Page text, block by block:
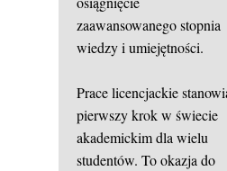
zaawansowanego stopnia
wiedzy i umiejętności.
Prace licencjackie
pierwszy krok w świecie
akademickim dla wielu
studentów. To okazja do